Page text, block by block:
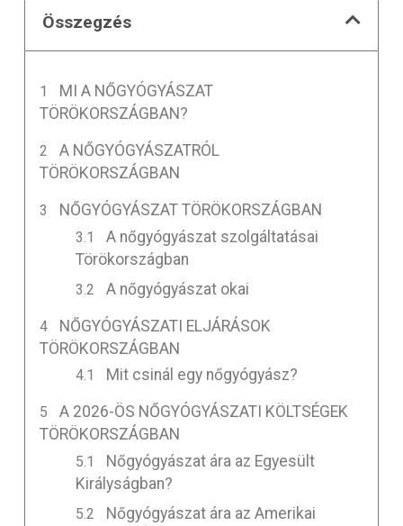
Összegzés
MI A NŐGYÓGYÁSZAT
TÖRÖKORSZÁGBAN?
A NŐGYÓGYÁSZATRÓL
TÖRÖKORSZÁGBAN
NŐGYÓGYÁSZAT TÖRÖKORSZÁGBAN
A nőgyógyászat szolgáltatásai
Törökországban
A nőgyógyászat okai
NŐGYÓGYÁSZATI ELJÁRÁSOK
TÖRÖKORSZÁGBAN
Mit csinál egy nőgyógyász?
A 2026-ÖS NŐGYÓGYÁSZATI KÖLTSÉGEK
TÖRÖKORSZÁGBAN
Nőgyógyászat ára az Egyesült
Királyságban?
Nőgyógyászat ára az Amerikai